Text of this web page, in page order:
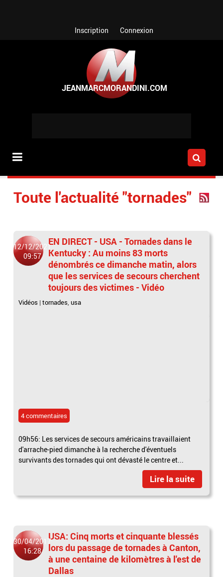
Inscription Connexion
Toute l'actualité "tornades"
12/12/2021
09:57
EN DIRECT - USA - Tornades dans le
Kentucky : Au moins 83 morts
dénombrés ce dimanche matin, alors
que les services de secours cherchent
toujours des victimes - Vidéo
Vidéos |tornades,usa
4 commentaires
09h56: Les services de secours américains travaillaient
d'arrache-pied dimanche à la recherche d'éventuels
survivants des tornades qui ont dévasté le centre et...
Lire la suite
30/04/2017
16:28
USA: Cinq morts et cinquante blessés
lors du passage de tornades à Canton,
à une centaine de kilomètres à l'est de
Dallas